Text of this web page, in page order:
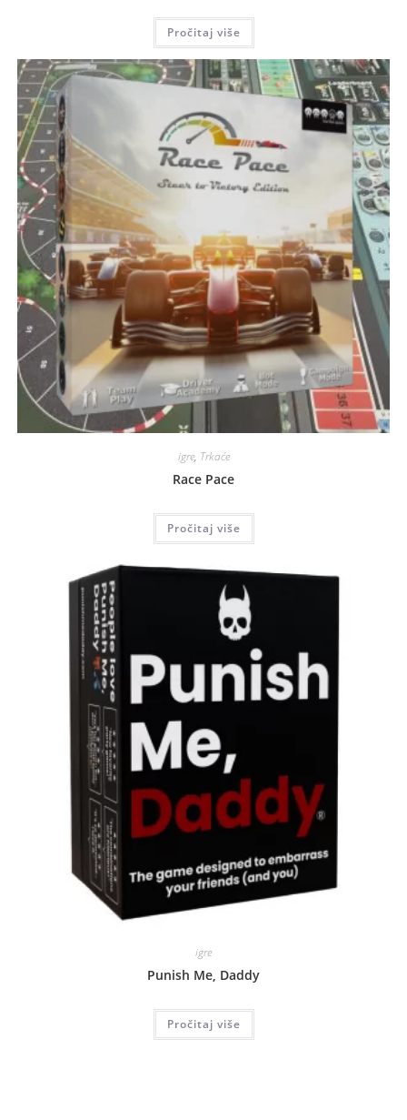
Pročitaj više
igre, Trkaće
Race Pace
Pročitaj više
igre
Punish Me, Daddy
Pročitaj više